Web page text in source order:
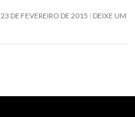
23 DE FEVEREIRO DE 2015
DEIXE UM